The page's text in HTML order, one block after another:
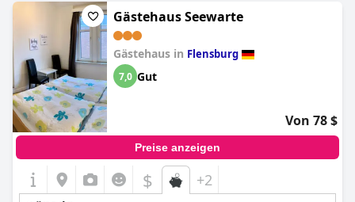
Besuchs in Flensburg suchen.
Gästehaus Seewarte
Gästehaus in Flensburg
7,0 Gut
Von 78 $
Preise anzeigen
$ +2